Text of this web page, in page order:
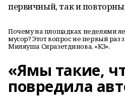
первичный, так и
Почему на площадках неделями
мусор? Этот вопрос не первый раз
Миляуша Сиразетдинова, «КЗ».
«Ямы такие,
повредила